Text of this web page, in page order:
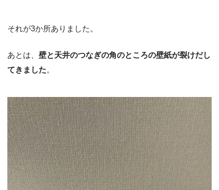
それが3か所ありました。
あとは、 壁と天井のつなぎの角のところの壁紙が裂けだし
てきました。